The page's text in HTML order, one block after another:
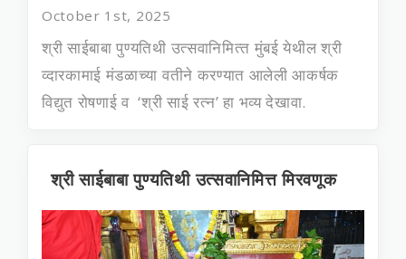
October 1st, 2025
श्री साईबाबा पुण्‍यतिथी उत्‍सवानिमित्‍त मुंबई येथील श्री
व्‍दारकामाई मंडळाच्‍या वतीने करण्‍यात आलेली आकर्षक
विद्युत रोषणाई व ‘श्री साई रत्‍न’ हा भव्‍य देखावा.
​श्री साईबाबा पुण्‍यतिथी उत्सवानिमित्त मिरवणूक